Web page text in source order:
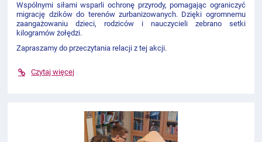
Wspólnymi siłami wsparli ochronę przyrody, pomagając ograniczyć
migrację dzików do terenów zurbanizowanych. Dzięki ogromnemu
zaangażowaniu dzieci, rodziców i nauczycieli zebrano setki
kilogramów żołędzi.
Zapraszamy do przeczytania relacji z tej akcji.
Czytaj więcej